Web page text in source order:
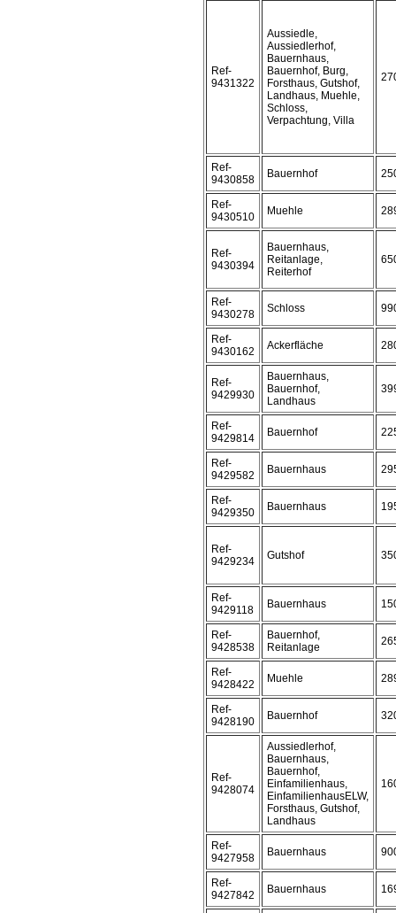
Ref-
9431322
Aussiedle,
Aussiedlerhof,
Bauernhaus,
Bauernhof, Burg,
Forsthaus, Gutshof,
Landhaus, Muehle,
Schloss,
Verpachtung, Villa
Ref-
9430858
Bauernhof
Ref-
9430510
Muehle
Ref-
9430394
Bauernhaus,
Reitanlage,
Reiterhof
Ref-
9430278
Schloss
Ref-
9430162
Ackerfläche
Ref-
9429930
Bauernhaus,
Bauernhof,
Landhaus
Ref-
9429814
Bauernhof
Ref-
9429582
Bauernhaus
Ref-
9429350
Bauernhaus
Ref-
9429234
Gutshof
Ref-
9429118
Bauernhaus
Ref-
9428538
Bauernhof,
Reitanlage
Ref-
9428422
Muehle
Ref-
9428190
Bauernhof
Ref-
9428074
Aussiedlerhof,
Bauernhaus,
Bauernhof,
Einfamilienhaus,
EinfamilienhausELW,
Forsthaus, Gutshof,
Landhaus
Ref-
9427958
Bauernhaus
Ref-
9427842
Bauernhaus